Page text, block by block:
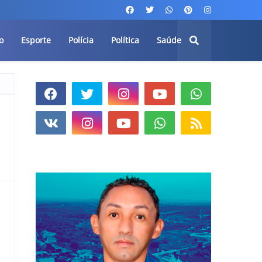
Esporte Polícia Política Saúde